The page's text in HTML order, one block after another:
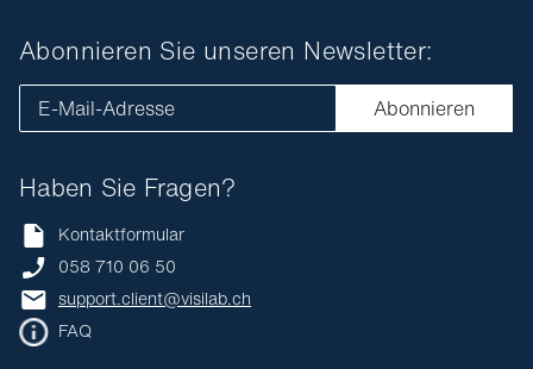
Haben Sie Fragen?
Kontaktformular
058 710 06 50
support.client@visilab.ch
FAQ
Abonnieren Sie unseren Newsletter:
E-Mail-Adresse Abonnieren